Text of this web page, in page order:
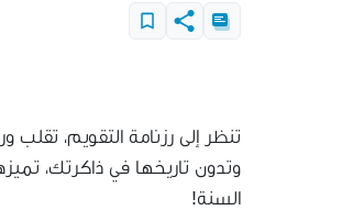
تنظر إلى رزنامة التقويم، تقلب
وتدون تاريخها في ذاكرتك،
السنة!